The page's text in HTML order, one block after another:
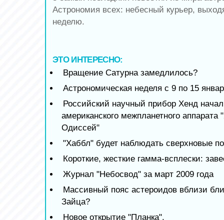
Астрономия всех: небесный курьер,
неделю.
ЭТО ИНТЕРЕСНО:
Вращение Сатурна замедлилось?
Астрономическая неделя с 9 по 15
Российский научный прибор Хенд
американского межпланетного аппарата
Одиссей"
"Хаббл" будет наблюдать сверхновые
Короткие, жесткие гамма-всплески:
Журнал "Небосвод" за март 2009 года
Массивный пояс астероидов вблизи
Зайца?
Новое открытие "Планка".